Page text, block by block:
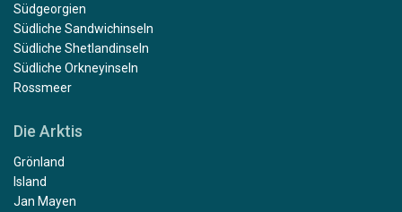
Südgeorgien
Südliche Sandwichinseln
Südliche Shetlandinseln
Südliche Orkneyinseln
Rossmeer
Die Arktis
Grönland
Island
Jan Mayen